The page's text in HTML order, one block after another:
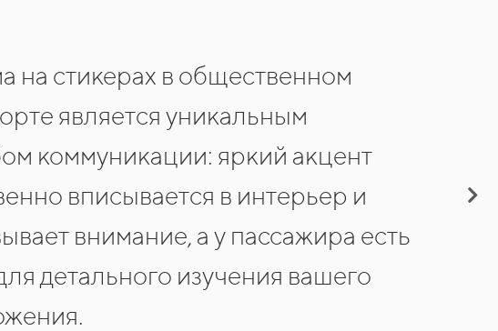
на стикерах в общественном
является уникальным
коммуникации: яркий акцент
вписывается в интерьер и
внимание, а у пассажира есть
детального изучения вашего